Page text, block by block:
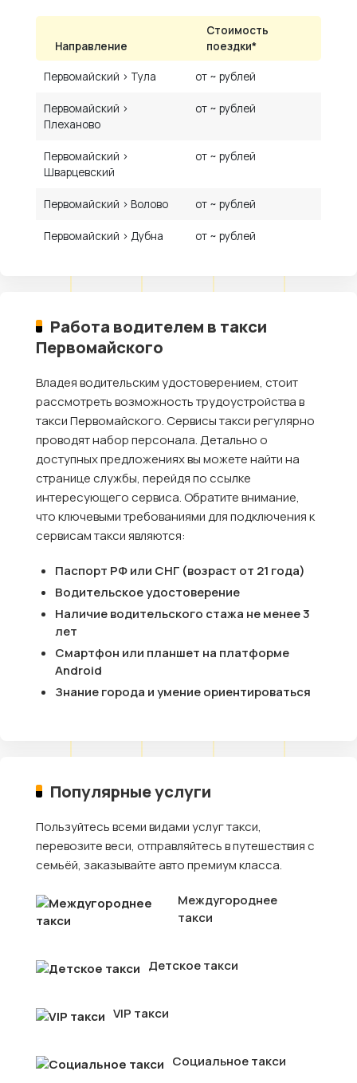
Направление
Стоимость
поездки*
Первомайский › Тула от ~ рублей
Первомайский ›
Плеханово
от ~ рублей
Первомайский ›
Шварцевский
от ~ рублей
Первомайский › Волово от ~ рублей
Первомайский › Дубна от ~ рублей
Работа водителем в такси
Первомайского
Владея водительским удостоверением, стоит
рассмотреть возможность трудоустройства в
такси Первомайского. Сервисы такси регулярно
проводят набор персонала. Детально о
доступных предложениях вы можете найти на
странице службы, перейдя по ссылке
интересующего сервиса. Обратите внимание,
что ключевыми требованиями для подключения к
сервисам такси являются:
Паспорт РФ или СНГ (возраст от 21 года)
Водительское удостоверение
Наличие водительского стажа не менее 3
лет
Смартфон или планшет на платформе
Android
Знание города и умение ориентироваться
Популярные услуги
Пользуйтесь всеми видами услуг такси,
перевозите веси, отправляйтесь в путешествия с
семьёй, заказывайте авто премиум класса.
Междугороднее
такси
Детское такси
VIP такси
Социальное такси